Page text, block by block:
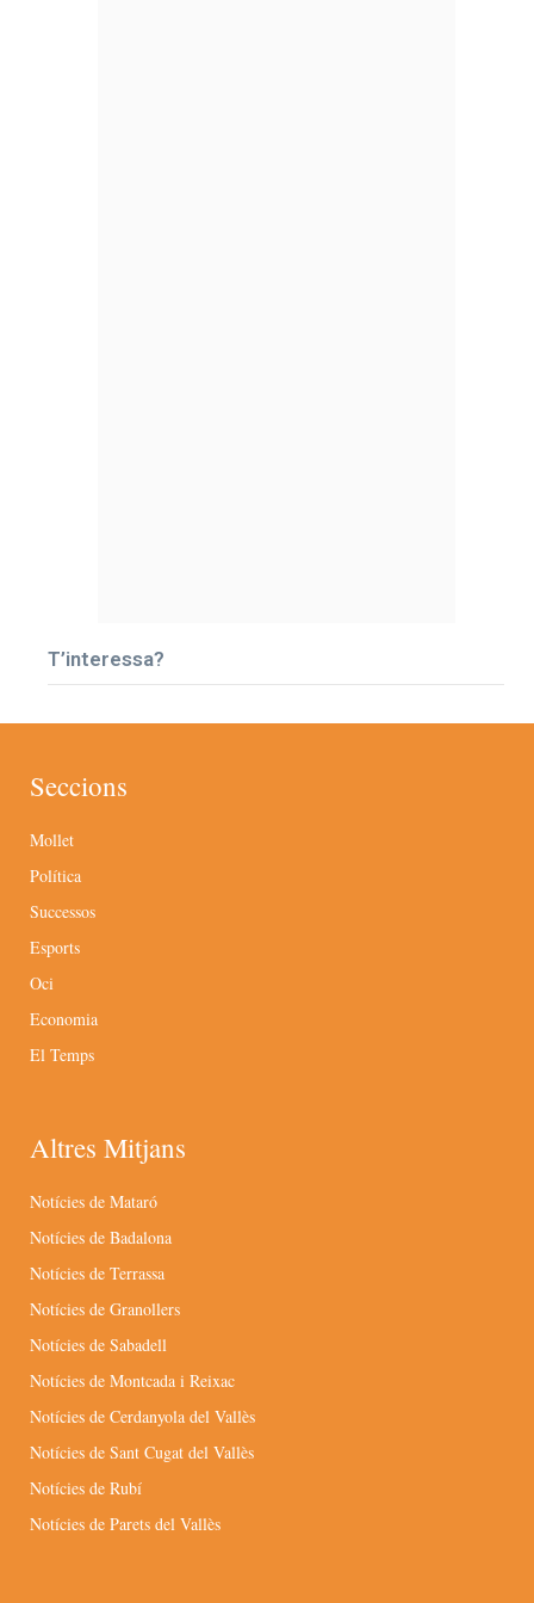
T’interessa?
Seccions
Mollet
Política
Successos
Esports
Oci
Economia
El Temps
Altres Mitjans
Notícies de Mataró
Notícies de Badalona
Notícies de Terrassa
Notícies de Granollers
Notícies de Sabadell
Notícies de Montcada i Reixac
Notícies de Cerdanyola del Vallès
Notícies de Sant Cugat del Vallès
Notícies de Rubí
Notícies de Parets del Vallès